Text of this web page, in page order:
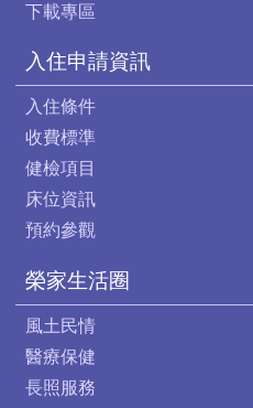
下載專區
入住申請資訊
入住條件
收費標準
健檢項目
床位資訊
預約參觀
榮家生活圈
風土民情
醫療保健
長照服務